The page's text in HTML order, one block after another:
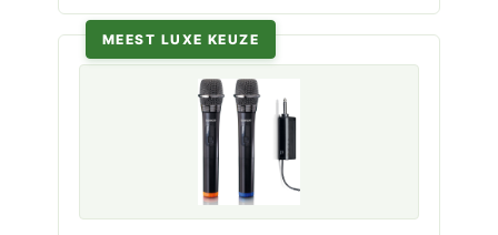
MEEST LUXE KEUZE